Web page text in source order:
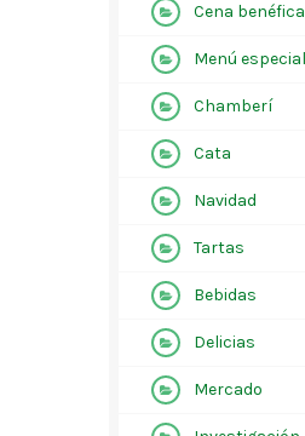
Cena benéfica
Menú especial
Chamberí
Cata
Navidad
Tartas
Bebidas
Delicias
Mercado